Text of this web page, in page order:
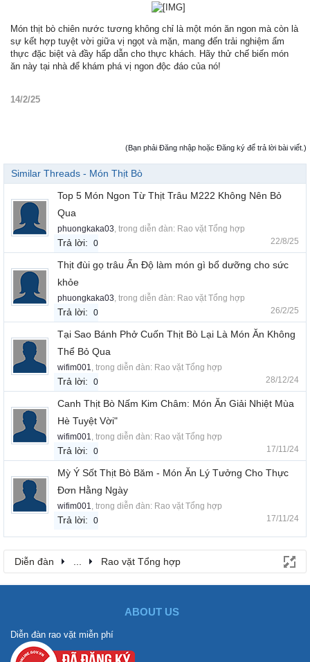
Món thịt bò chiên nước tương không chỉ là một món ăn ngon mà còn là
sự kết hợp tuyệt vời giữa vị ngọt và mặn, mang đến trải nghiệm ẩm
thực đặc biệt và đầy hấp dẫn cho thực khách. Hãy thử chế biến món
ăn này tại nhà để khám phá vị ngon độc đáo của nó!
14/2/25
(Bạn phải Đăng nhập hoặc Đăng ký để trả lời bài viết.)
Similar Threads - Món Thịt Bò
Top 5 Món Ngon Từ Thịt Trâu M222 Không Nên Bỏ
Qua
phuongkaka03, trong diễn đàn: Rao vặt Tổng hợp
Trả lời: 0 22/8/25
Thịt đùi gọ trâu Ấn Độ làm món gì bổ dưỡng cho sức
khỏe
phuongkaka03, trong diễn đàn: Rao vặt Tổng hợp
Trả lời: 0 26/2/25
Tại Sao Bánh Phở Cuốn Thịt Bò Lại Là Món Ăn Không
Thể Bỏ Qua
wifim001, trong diễn đàn: Rao vặt Tổng hợp
Trả lời: 0 28/12/24
Canh Thịt Bò Nấm Kim Châm: Món Ăn Giải Nhiệt Mùa
Hè Tuyệt Vời"
wifim001, trong diễn đàn: Rao vặt Tổng hợp
Trả lời: 0 17/11/24
Mỳ Ý Sốt Thịt Bò Băm - Món Ăn Lý Tưởng Cho Thực
Đơn Hằng Ngày
wifim001, trong diễn đàn: Rao vặt Tổng hợp
Trả lời: 0 17/11/24
Diễn đàn ... Rao vặt Tổng hợp
ABOUT US
Diễn đàn rao vặt miễn phí